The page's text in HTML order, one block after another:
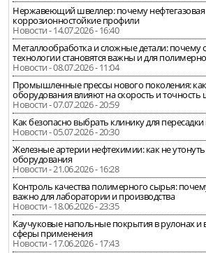
Нержавеющий швеллер: почему нефтегазовая
коррозионностойкие профили
Новости - 14.07.2026 - 16:40
Металлообработка и сложные детали: почему
технологии становятся важны и для
Новости - 08.07.2026 - 11:04
Промышленные прессы нового поколения: как
оборудования влияют на скорость и
Новости - 07.07.2026 - 20:59
Как безопасно выбрать клинику для
Новости - 05.07.2026 - 20:30
Железные артерии нефтехимии: как не
оборудования
Новости - 21.06.2026 - 16:28
Контроль качества полимерного сырья:
важно для лаборатории и производства
Новости - 18.06.2026 - 23:35
Каучуковые напольные покрытия в рулонах и
сферы применения
Новости - 17.06.2026 - 17:43